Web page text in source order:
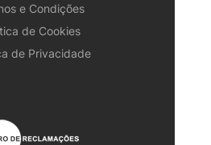
e Condições
de Cookies
de Privacidade